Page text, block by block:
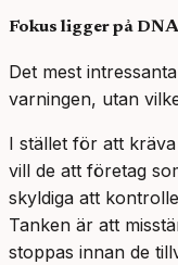
Fokus ligger på
Det mest
varningen, utan
I stället för att
vill de att företag
skyldiga att
Tanken är att
stoppas innan de